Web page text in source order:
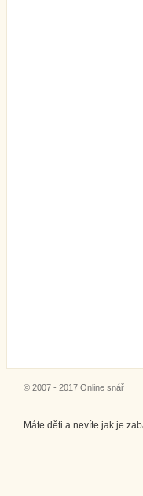
© 2007 - 2017 Online snář
Máte děti a nevíte jak je